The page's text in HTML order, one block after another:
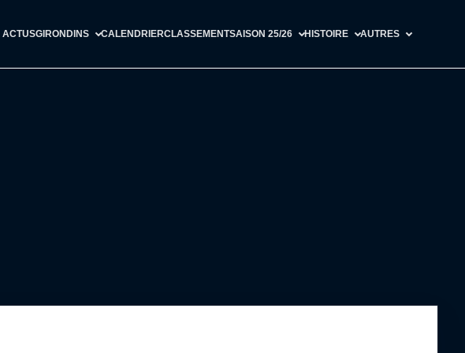
ACTUSGIRONDINS CALENDRIERCLASSEMENTSAISON 25/26 HISTOIRE AUTRES